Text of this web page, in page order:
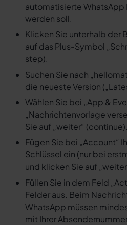
automatisierte
werden soll.
Klicken Sie unterhalb der
auf das Plus-Symbol
step).
Suchen Sie nach
die neueste Version
Wählen Sie bei „App &
„Nachrichtenvorlage
Sie auf „weiter“ (continue).
Fügen Sie bei „Account“
Schlüssel ein (nur bei
und klicken Sie auf
Füllen Sie in dem Feld
Felder aus. Beim
WhatsApp müssen
mit Ihrer